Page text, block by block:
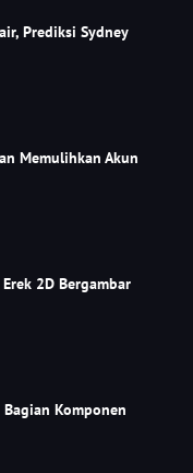
Prediksi Sydney
Memulihkan Akun
2D Bergambar
Komponen